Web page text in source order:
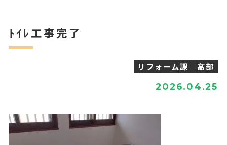
ﾄｲﾚ工事完了
リフォーム課 高部
2026.04.25